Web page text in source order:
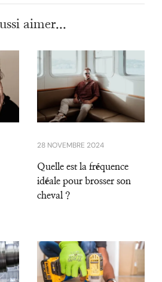
aimer...
28 NOVEMBRE 2024
Quelle est la fréquence
idéale pour brosser son
cheval ?